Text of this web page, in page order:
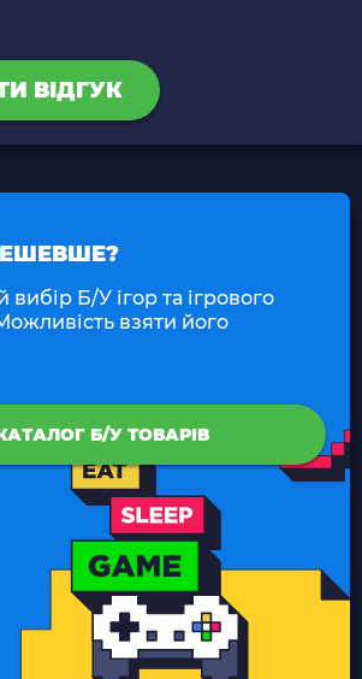
ВІДГУК
Б/У ігор та ігрового
взяти його
Б/У ТОВАРІВ